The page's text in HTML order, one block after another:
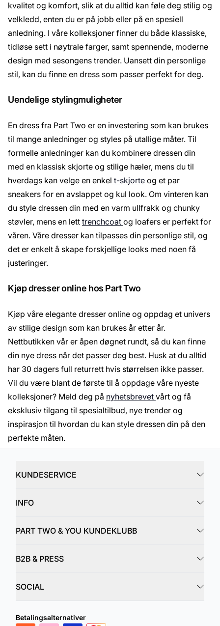
kvalitet og komfort, slik at du alltid kan føle deg stilig og
velkledd, enten du er på jobb eller på en spesiell
anledning. I våre kolleksjoner finner du både klassiske,
tidløse sett i nøytrale farger, samt spennende, moderne
design med sesongens trender. Uansett din personlige
stil, kan du finne en dress som passer perfekt for deg.
Uendelige stylingmuligheter
En dress fra Part Two er en investering som kan brukes
til mange anledninger og styles på utallige måter. Til
formelle anledninger kan du kombinere dressen din
med en klassisk skjorte og stilige hæler, mens du til
hverdags kan velge en enkel t-skjorte og et par
sneakers for en avslappet og kul look. Om vinteren kan
du style dressen din med en varm ullfrakk og chunky
støvler, mens en lett trenchcoat og loafers er perfekt for
våren. Våre dresser kan tilpasses din personlige stil, og
det er enkelt å skape forskjellige looks med noen få
justeringer.
Kjøp dresser online hos Part Two
Kjøp våre elegante dresser online og oppdag et univers
av stilige design som kan brukes år etter år.
Nettbutikken vår er åpen døgnet rundt, så du kan finne
din nye dress når det passer deg best. Husk at du alltid
har 30 dagers full returrett hvis størrelsen ikke passer.
Vil du være blant de første til å oppdage våre nyeste
kolleksjoner? Meld deg på nyhetsbrevet vårt og få
eksklusiv tilgang til spesialtilbud, nye trender og
inspirasjon til hvordan du kan style dressen din på den
perfekte måten.
KUNDESERVICE
INFO
PART TWO & YOU KUNDEKLUBB
B2B & PRESS
SOCIAL
Betalingsalternativer